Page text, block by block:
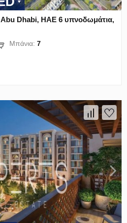
Abu Dhabi, ΗΑΕ 6 υπνοδωμάτια,
Μπάνια:7